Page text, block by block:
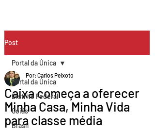
Post
Portal da Única
Distrito Federal
Goiás
Brasil
Portal da Única
Caixa começa a oferecer
Minha Casa, Minha Vida
para classe média
Por: Carlos Peixoto